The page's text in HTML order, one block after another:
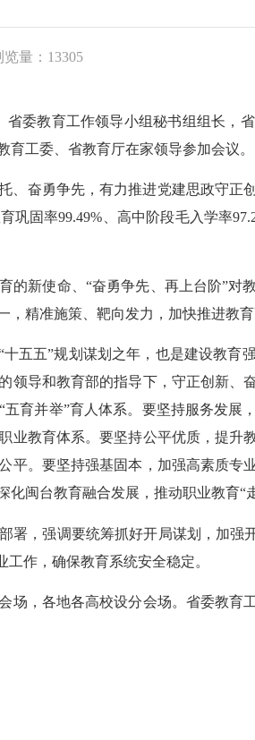
览量：13305
委教育工作领导小组秘书组组长，
工委、省教育厅在家领导参加会议。
奋勇争先，有力推进党建思政守正
巩固率99.49%、高中阶段毛入学率
新使命、“奋勇争先、再上台阶”对
精准施策、靶向发力，加快推进教育
五”规划谋划之年，也是建设教育
领导和教育部的指导下，守正创新
育并举”育人体系。要坚持服务发
业教育体系。要坚持公平优质，提
平。要坚持强基固本，加强高素质专
闽台教育融合发展，推动职业教育“
，强调要统筹抓好开局谋划，加强
作，确保教育系统安全稳定。
，各地各高校设分会场。省委教育